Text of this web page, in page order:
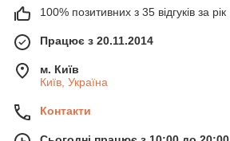
100% позитивних з 35 відгуків за рік
Працює з 20.11.2014
м. Київ
Київ, Україна
Контакти